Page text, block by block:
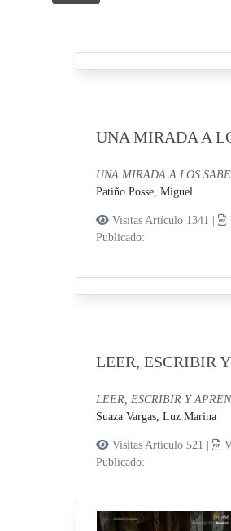
UNA MIRADA A
UNA MIRADA A LOS
Patiño Posse, Miguel
Visitas Artículo 1341 |
Publicado:
LEER, ESCRIBIR
LEER, ESCRIBIR Y
Suaza Vargas, Luz Marina
Visitas Artículo 521 |
Publicado: